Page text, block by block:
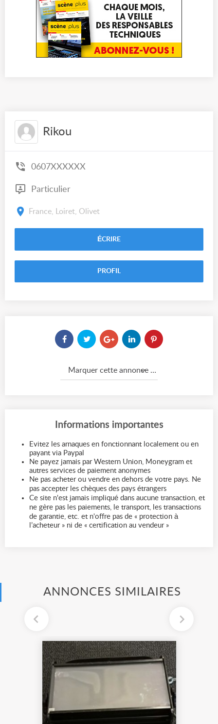
Rikou
0607XXXXXX
Particulier
France, Loiret, Olivet
ÉCRIRE
PROFIL
Marquer cette annonce comme...
Informations importantes
Evitez les arnaques en fonctionnant localement ou en
payant via Paypal
Ne payez jamais par Western Union, Moneygram et
autres services de paiement anonymes
Ne pas acheter ou vendre en dehors de votre pays. Ne
pas accepter les chèques des pays étrangers
Ce site n'est jamais impliqué dans aucune transaction, et
ne gère pas les paiements, le transport, les transactions
de garantie, etc. et n'offre pas de « protection à
l’acheteur » ni de « certification au vendeur »
ANNONCES SIMILAIRES